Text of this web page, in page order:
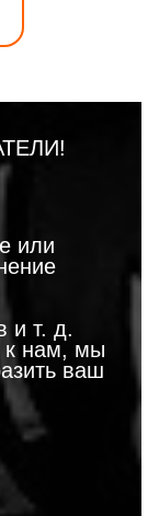
или
и т. д.
к нам, мы
ваш